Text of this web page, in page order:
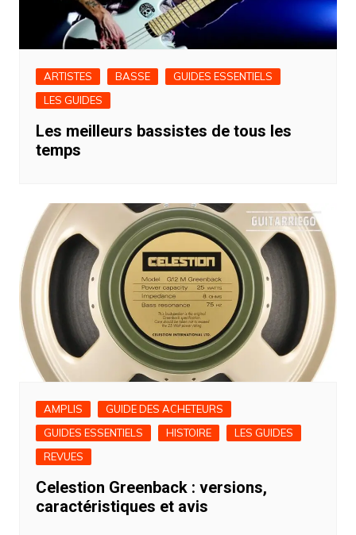
ARTISTES BASSE
GUIDES ESSENTIELS
LES GUIDES
Les meilleurs bassistes de tous les
temps
AMPLIS
GUIDE DES ACHETEURS
GUIDES ESSENTIELS
HISTOIRE
LES GUIDES
REVUES
Celestion Greenback : versions,
caractéristiques et avis